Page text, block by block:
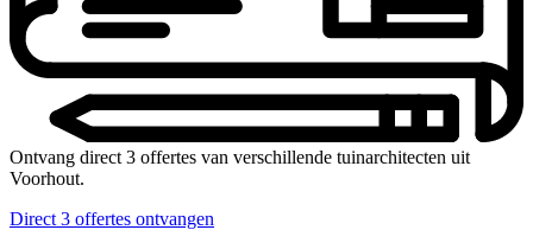
Ontvang direct 3 offertes van verschillende tuinarchitecten uit
Voorhout.
Direct 3 offertes ontvangen